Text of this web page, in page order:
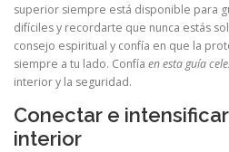
superior siempre está disponible para
difíciles y recordarte que nunca estás
consejo espiritual y confía en que la
siempre a tu lado. Confía en esta guía
interior y la seguridad.
Conectar e
interior